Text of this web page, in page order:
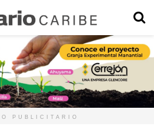
PUBLICITARIO